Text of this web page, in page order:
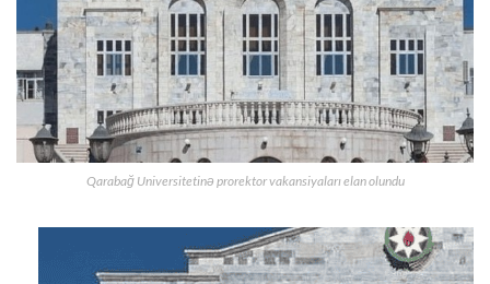
Qarabağ Universitetinə prorektor vakansiyaları elan olundu